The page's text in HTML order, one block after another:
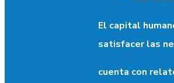
El capital
satisfacer las
cuenta con